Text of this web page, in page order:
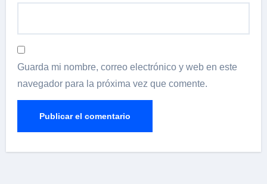
Guarda mi nombre, correo electrónico y web en este
navegador para la próxima vez que comente.